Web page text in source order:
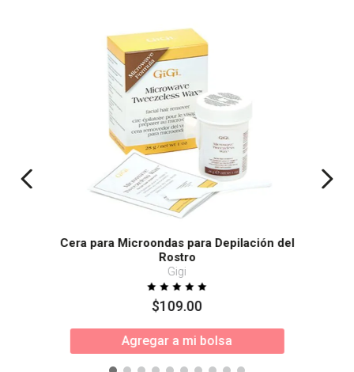
Cera para Microondas para Depilación del
Rostro
Gigi
$109.00
Agregar a mi bolsa